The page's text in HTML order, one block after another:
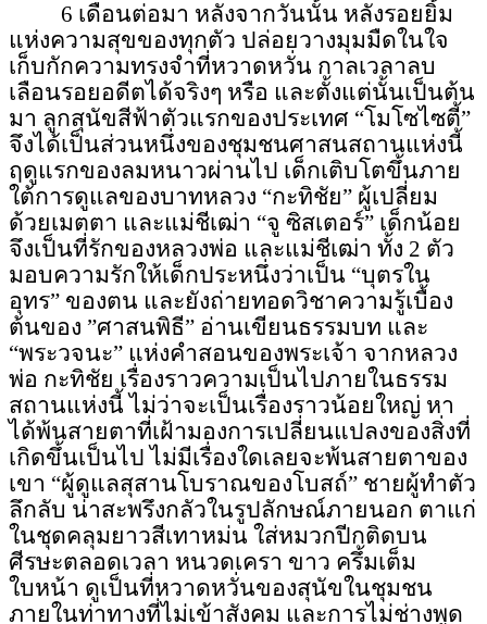
6 เดือนต่อมา หลังจากวันนั้น หลังรอยยิ้ม
แห่งความสุขของทุกตัว ปล่อยวางมุมมืดในใจ
เก็บกักความทรงจำที่หวาดหวั่น กาลเวลาลบ
เลือนรอยอดีตได้จริงๆ หรือ และตั้งแต่นั้นเป็นต้น
มา ลูกสุนัขสีฟ้าตัวแรกของประเทศ “โมโซไซตี้”
จึงได้เป็นส่วนหนึ่งของชุมชนศาสนสถานแห่งนี้
ฤดูแรกของลมหนาวผ่านไป เด็กเติบโตขึ้นภาย
ใต้การดูแลของบาทหลวง “กะทิชัย” ผู้เปลี่ยม
ด้วยเมตตา และแม่ชีเฒ่า “จู ซิสเตอร์” เด็กน้อย
จึงเป็นที่รักของหลวงพ่อ และแม่ชีเฒ่า ทั้ง 2 ตัว
มอบความรักให้เด็กประหนึ่งว่าเป็น “บุตรใน
อุทร” ของตน และยังถ่ายทอดวิชาความรู้เบื้อง
ต้นของ ”ศาสนพิธี” อ่านเขียนธรรมบท และ
“พระวจนะ” แห่งคำสอนของพระเจ้า จากหลวง
พ่อ กะทิชัย เรื่องราวความเป็นไปภายในธรรม
สถานแห่งนี้ ไม่ว่าจะเป็นเรื่องราวน้อยใหญ่ หา
ได้พ้นสายตาที่เฝ้ามองการเปลี่ยนแปลงของสิ่งที่
เกิดขึ้นเป็นไป ไม่มีเรื่องใดเลยจะพ้นสายตาของ
เขา “ผู้ดูแลสุสานโบราณของโบสถ์” ชายผู้ทำตัว
ลึกลับ น่าสะพรึงกลัวในรูปลักษณ์ภายนอก ตาแก่
ในชุดคลุมยาวสีเทาหม่น ใส่หมวกปีกติดบน
ศีรษะตลอดเวลา หนวดเครา ขาว ครึ้มเต็ม
ใบหน้า ดูเป็นที่หวาดหวั่นของสุนัขในชุมชน
ภายในท่าทางที่ไม่เข้าสังคม และการไม่ช่างพูด